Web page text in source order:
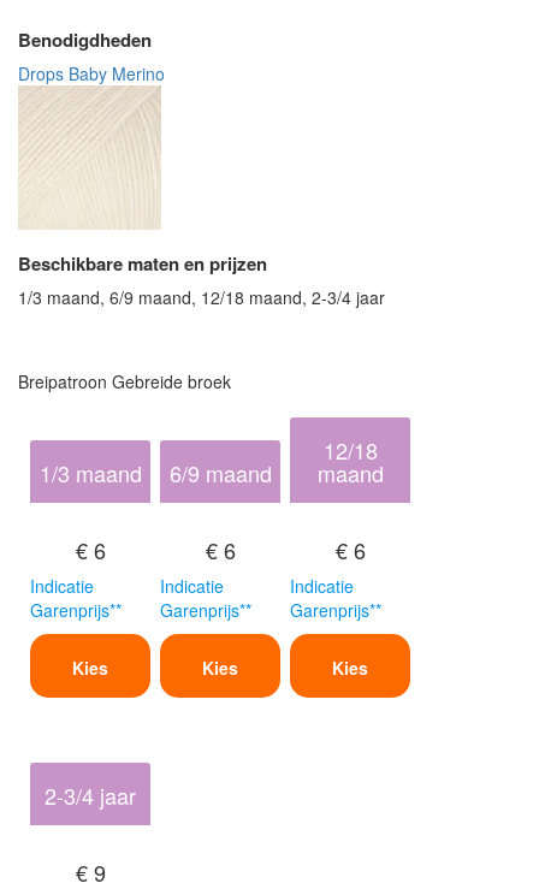
Benodigdheden
Drops Baby Merino
Beschikbare maten en prijzen
1/3 maand, 6/9 maand, 12/18 maand, 2-3/4 jaar
Breipatroon Gebreide broek
1/3 maand
€ 6
Indicatie
Garenprijs**
Kies
6/9 maand
€ 6
Indicatie
Garenprijs**
Kies
12/18
maand
€ 6
Indicatie
Garenprijs**
Kies
2-3/4 jaar
€ 9